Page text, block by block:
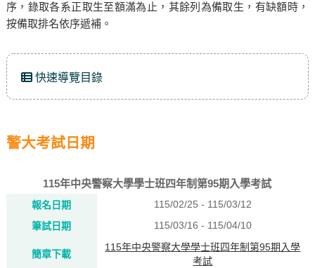
序，錄取各系正取生至額滿為止，其餘列為備取生，有缺額時，
按備取排名依序遞補。
快速導覽目錄
警大考試日期
115年中央警察大學學士班四年制第95期入學考試
報名日期
115/02/25 - 115/03/12
筆試日期
115/03/16 - 115/04/10
簡章下載
115年中央警察大學學士班四年制第95期入學
考試